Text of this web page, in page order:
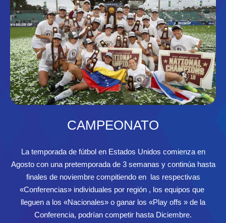
CAMPEONATO
La temporada de fútbol en Estados Unidos comienza en
Agosto con una pretemporada de 3 semanas y continúa hasta
finales de noviembre compitiendo en las respectivas
«Conferencias» individuales por región , los equipos que
lleguen a los «Nacionales» o ganar los «Play offs » de la
Conferencia, podrían competir hasta Diciembre.